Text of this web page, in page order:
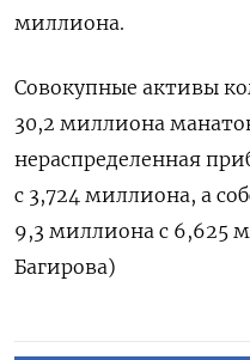
миллиона.
Совокупные активы
30,2 миллиона
нераспределенная
с 3,724 миллиона, а
9,3 миллиона с 6,625
Багирова)